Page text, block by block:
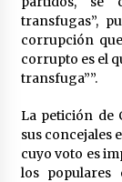
transfugas”,
corrupción
corrupto es el
transfuga””.
La petición de
sus concejales
cuyo voto es
los populares